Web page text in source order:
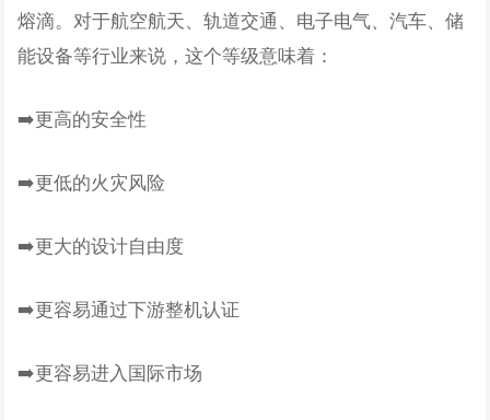
熔滴。对于航空航天、轨道交通、电子电气、汽车、储
能设备等行业来说，这个等级意味着：
➡️更高的安全性
➡️更低的火灾风险
➡️更大的设计自由度
➡️更容易通过下游整机认证
➡️更容易进入国际市场